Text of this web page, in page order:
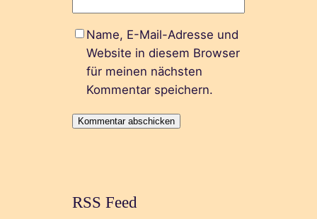
Name, E-Mail-Adresse und
Website in diesem Browser
für meinen nächsten
Kommentar speichern.
RSS Feed